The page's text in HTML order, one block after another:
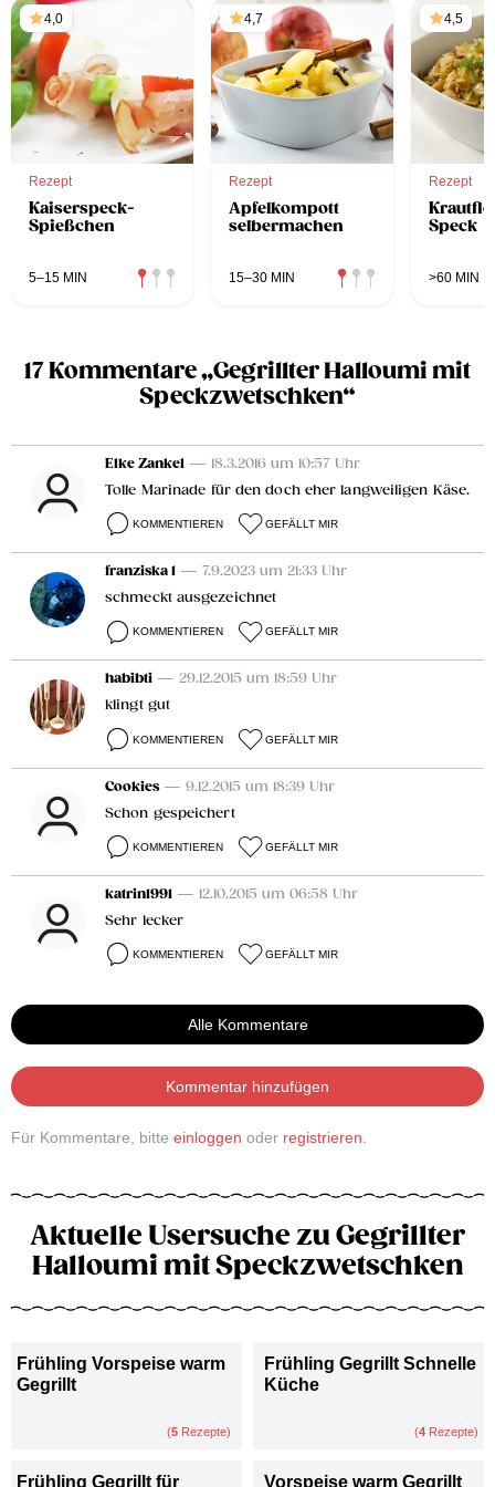
4,0
Rezept
Kaiserspeck-
Spießchen
5–15 MIN
4,7
Rezept
Apfelkompott
selbermachen
15–30 MIN
4,5
Rezept
Speck
>60 MIN
17 Kommentare „Gegrillter Halloumi mit
Speckzwetschken“
Elke Zankel — 18.3.2016 um 10:57 Uhr
Tolle Marinade für den doch eher langweiligen Käse.
KOMMENTIEREN GEFÄLLT MIR
franziska 1 — 7.9.2023 um 21:33 Uhr
schmeckt ausgezeichnet
KOMMENTIEREN GEFÄLLT MIR
habibti — 29.12.2015 um 18:59 Uhr
klingt gut
KOMMENTIEREN GEFÄLLT MIR
Cookies — 9.12.2015 um 18:39 Uhr
Schon gespeichert
KOMMENTIEREN GEFÄLLT MIR
katrin1991 — 12.10.2015 um 06:58 Uhr
Sehr lecker
KOMMENTIEREN GEFÄLLT MIR
Alle Kommentare
Kommentar hinzufügen
Für Kommentare, bitte einloggen oder registrieren
Aktuelle Usersuche zu Gegrillter
Halloumi mit Speckzwetschken
Frühling Vorspeise warm
Gegrillt
(5 Rezepte)
Frühling Gegrillt Schnelle
Küche
(4 Rezepte)
Frühling Gegrillt für Vorspeise warm Gegrillt